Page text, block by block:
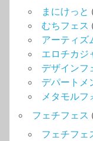
まにけっと
むちフェス
アーティズ
エロチカジ
デザインフ
デパートメ
メタモルフ
フェチフェス
フェチフェ